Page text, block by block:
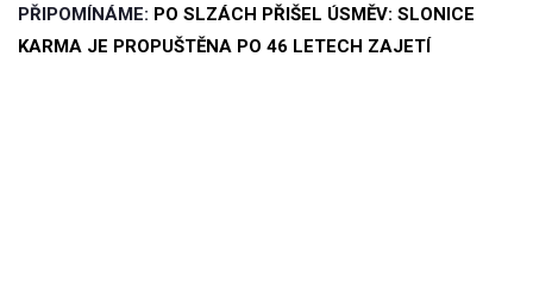
PŘIPOMÍNÁME: PO SLZÁCH PŘIŠEL ÚSMĚV: SLONICE
KARMA JE PROPUŠTĚNA PO 46 LETECH ZAJETÍ